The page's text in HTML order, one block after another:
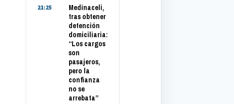
21:25
Medinaceli,
tras obtener
detención
domiciliaria:
“Los cargos
son
pasajeros,
pero la
confianza
no se
arrebata”